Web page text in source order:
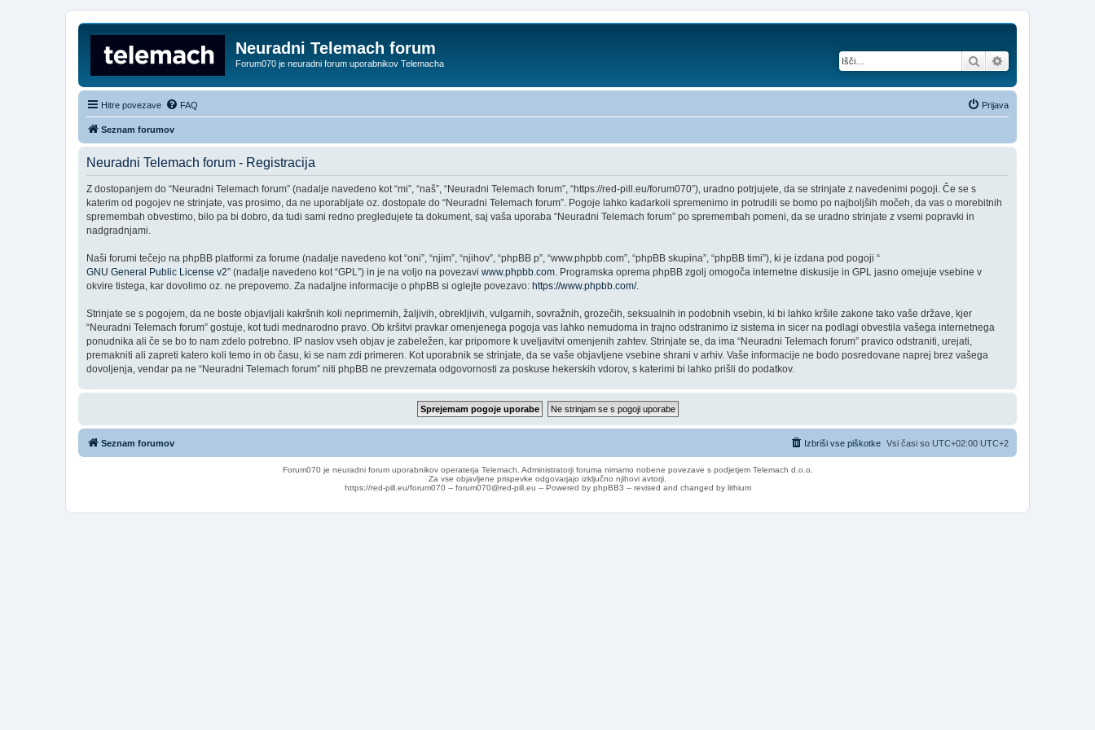
Neuradni Telemach forum
Forum070 je neuradni forum uporabnikov Telemacha Iskanje
Hitre povezave FAQ Prijava
Seznam forumov
Neuradni Telemach forum - Registracija
Z dostopanjem do “Neuradni Telemach forum” (nadalje navedeno kot “mi”, “naš”, “Neuradni Telemach forum”, “https://red-pill.eu/forum070”), uradno potrjujete, da se strinjate z navedenimi pogoji. Če se s
katerim od pogojev ne strinjate, vas prosimo, da ne uporabljate oz. dostopate do “Neuradni Telemach forum”. Pogoje lahko kadarkoli spremenimo in potrudili se bomo po najboljših močeh, da vas o morebitnih
spremembah obvestimo, bilo pa bi dobro, da tudi sami redno pregledujete ta dokument, saj vaša uporaba “Neuradni Telemach forum” po spremembah pomeni, da se uradno strinjate z vsemi popravki in
nadgradnjami.
Naši forumi tečejo na phpBB platformi za forume (nadalje navedeno kot “oni”, “njim”, “njihov”, “phpBB p”, “www.phpbb.com”, “phpBB skupina”, “phpBB timi”), ki je izdana pod pogoji “
GNU General Public License v2” (nadalje navedeno kot “GPL”) in je na voljo na povezavi www.phpbb.com . Programska oprema phpBB zgolj omogoča internetne diskusije in GPL jasno omejuje vsebine v
okvire tistega, kar dovolimo oz. ne prepovemo. Za nadaljne informacije o phpBB si oglejte povezavo: https://www.phpbb.com/.
Strinjate se s pogojem, da ne boste objavljali kakršnih koli neprimernih, žaljivih, obrekljivih, vulgarnih, sovražnih, grozečih, seksualnih in podobnih vsebin, ki bi lahko kršile zakone tako vaše države, kjer
“Neuradni Telemach forum” gostuje, kot tudi mednarodno pravo. Ob kršitvi pravkar omenjenega pogoja vas lahko nemudoma in trajno odstranimo iz sistema in sicer na podlagi obvestila vašega internetnega
ponudnika ali če se bo to nam zdelo potrebno. IP naslov vseh objav je zabeležen, kar pripomore k uveljavitvi omenjenih zahtev. Strinjate se, da ima “Neuradni Telemach forum” pravico odstraniti, urejati,
premakniti ali zapreti katero koli temo in ob času, ki se nam zdi primeren. Kot uporabnik se strinjate, da se vaše objavljene vsebine shrani v arhiv. Vaše informacije ne bodo posredovane naprej brez vašega
dovoljenja, vendar pa ne “Neuradni Telemach forum” niti phpBB ne prevzemata odgovornosti za poskuse hekerskih vdorov, s katerimi bi lahko prišli do podatkov.
Seznam forumov Vsi časi so UTC+02:00 UTC+2
Izbriši vse piškotke
Forum070 je neuradni forum uporabnikov operaterja Telemach. Administratorji foruma nimamo nobene povezave s podjetjem Telemach d.o.o.
Za vse objavljene prispevke odgovarjajo izključno njihovi avtorji.
https://red-pill.eu/forum070 -- forum070@red-pill.eu -- Powered by phpBB3 -- revised and changed by lithium